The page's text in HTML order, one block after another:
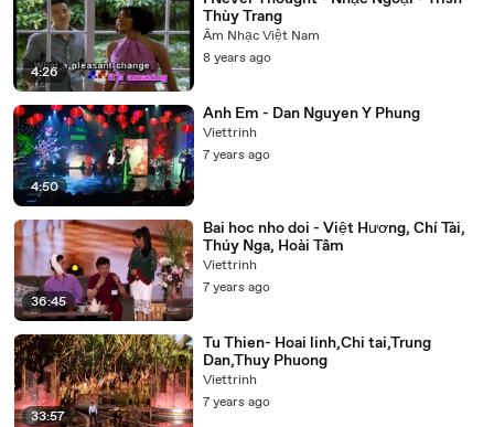
4:26
Thùy Trang
Âm Nhạc Việt Nam
8 years ago
4:50
Anh Em - Dan Nguyen Y Phung
Viettrinh
7 years ago
36:45
Bai hoc nho doi - Việt Hương, Chí Tài,
Thúy Nga, Hoài Tâm
Viettrinh
7 years ago
33:57
Tu Thien- Hoai linh,Chi tai,Trung
Dan,Thuy Phuong
Viettrinh
7 years ago